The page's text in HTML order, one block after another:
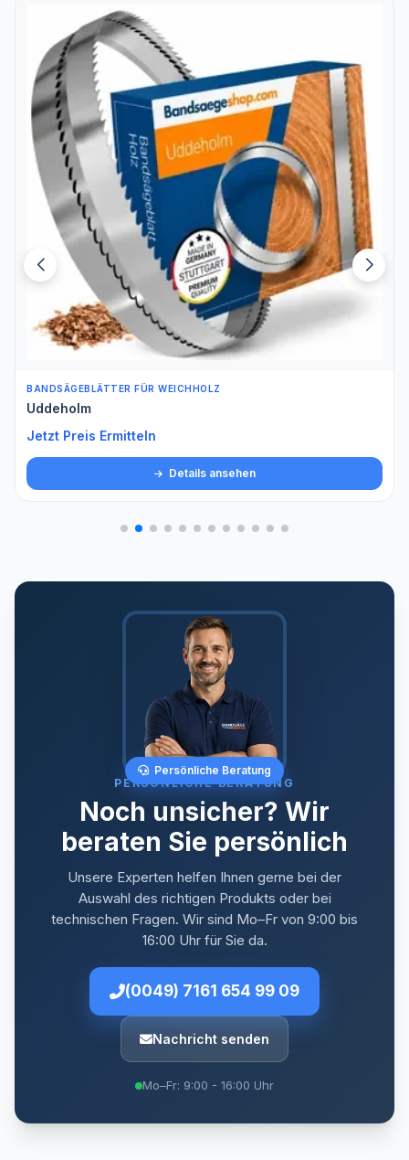
BANDSÄGEBLÄTTER FÜR WEICHHOLZ
Uddeholm
Jetzt Preis Ermitteln
Details ansehen
Persönliche Beratung
PERSÖNLICHE BERATUNG
Noch unsicher? Wir
beraten Sie persönlich
Unsere Experten helfen Ihnen gerne bei der
Auswahl des richtigen Produkts oder bei
technischen Fragen. Wir sind Mo–Fr von 9:00 bis
16:00 Uhr für Sie da.
(0049) 7161 654 99 09
Nachricht senden
Mo–Fr: 9:00 - 16:00 Uhr